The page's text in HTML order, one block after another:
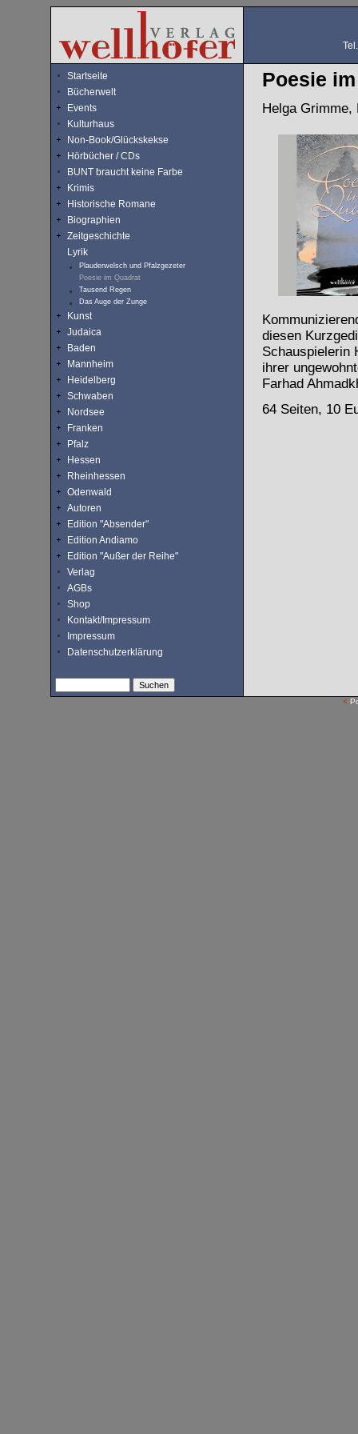
Startseite
Bücherwelt
Events
Kulturhaus
Non-Book/Glückskekse
Hörbücher / CDs
BUNT braucht keine Farbe
Krimis
Historische Romane
Biographien
Zeitgeschichte
Lyrik
Plauderwelsch und Pfalzgezeter
Poesie im Quadrat
Tausend Regen
Das Auge der Zunge
Kunst
Judaica
Baden
Mannheim
Heidelberg
Schwaben
Nordsee
Franken
Pfalz
Hessen
Rheinhessen
Odenwald
Autoren
Edition "Absender"
Edition Andiamo
Edition "Außer der Reihe"
Verlag
AGBs
Shop
Kontakt/Impressum
Impressum
Datenschutzerklärung
Poesie
Helga Grimme,
diesen
Schauspielerin
ihrer
Farhad
64 Seiten, 10
<